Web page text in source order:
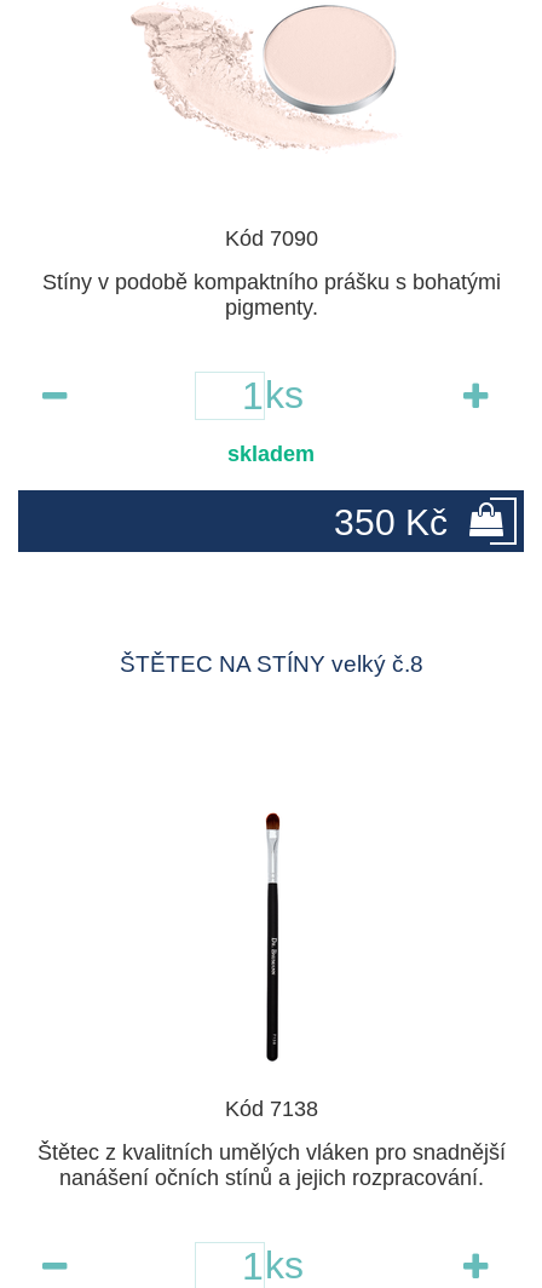
Kód 7090
Stíny v podobě kompaktního prášku s bohatými
pigmenty.
ks
skladem
350 Kč
ŠTĚTEC NA STÍNY velký č.8
Kód 7138
Štětec z kvalitních umělých vláken pro snadnější
nanášení očních stínů a jejich rozpracování.
ks